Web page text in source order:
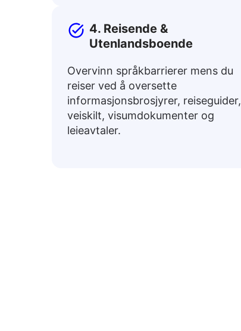
4. Reisende &
Utenlandsboende
Overvinn språkbarrierer mens du
reiser ved å oversette
informasjonsbrosjyrer, reiseguider,
veiskilt, visumdokumenter og
leieavtaler.